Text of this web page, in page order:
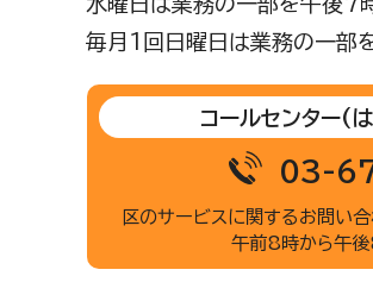
毎月1回日曜日は業務の一部
コールセンター(は
03-
区のサービスに関するお問い
午前8時から午